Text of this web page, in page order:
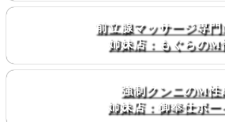
前立腺マッサージ専
姉妹店：もぐらのM
強制クンニのM性
姉妹店：御奉仕ボー